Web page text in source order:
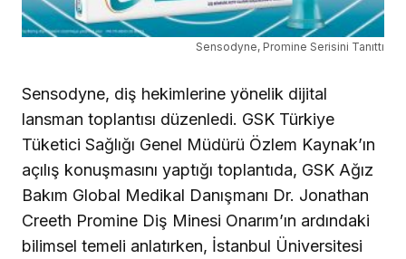
Sensodyne, Promine Serisini Tanıttı
Sensodyne, diş hekimlerine yönelik dijital
lansman toplantısı düzenledi. GSK Türkiye
Tüketici Sağlığı Genel Müdürü Özlem Kaynak’ın
açılış konuşmasını yaptığı toplantıda, GSK Ağız
Bakım Global Medikal Danışmanı Dr. Jonathan
Creeth Promine Diş Minesi Onarım’ın ardındaki
bilimsel temeli anlatırken, İstanbul Üniversitesi